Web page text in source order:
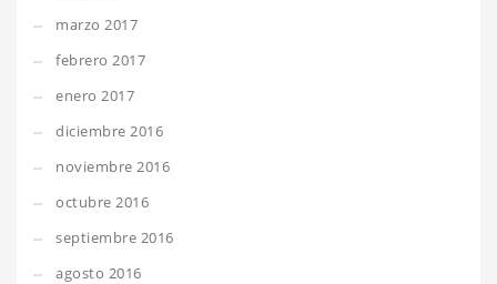
marzo 2017
febrero 2017
enero 2017
diciembre 2016
noviembre 2016
octubre 2016
septiembre 2016
agosto 2016